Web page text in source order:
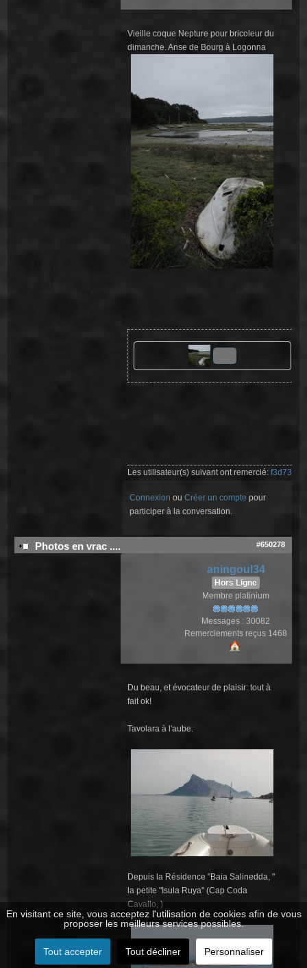
Vieille coque Nepture pour bricoleur du
dimanche. Anse de Bourg à Logonna
Les utilisateur(s) suivant ont remercié:f3d73
Connexion ouCréer un compte pour
participer à la conversation.
Photos en vrac .... #650278
aningoul34
Hors Ligne
Membre platinium
Messages : 30082
Remerciements reçus 1468
Du beau, et évocateur de plaisir: tout à
fait ok!
Tavolara à l'aube.
Depuis la Résidence "Baia Salinedda, "
la petite "Isula Ruya" (Cap Coda
Cavallo, )
En visitant ce site, vous acceptez l'utilisation de cookies afin de vous
proposer les meilleurs services possibles.
Tout accepter Tout décliner Personnaliser